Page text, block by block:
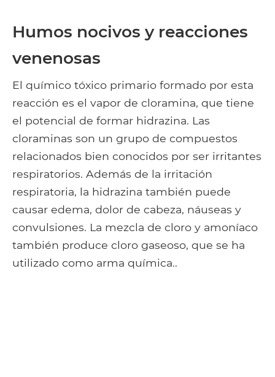
Humos nocivos y reacciones
venenosas
El químico tóxico primario formado por esta
reacción es el vapor de cloramina, que tiene
el potencial de formar hidrazina. Las
cloraminas son un grupo de compuestos
relacionados bien conocidos por ser irritantes
respiratorios. Además de la irritación
respiratoria, la hidrazina también puede
causar edema, dolor de cabeza, náuseas y
convulsiones. La mezcla de cloro y amoníaco
también produce cloro gaseoso, que se ha
utilizado como arma química..